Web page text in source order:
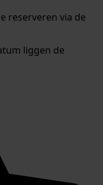
reserveren via de
liggen de